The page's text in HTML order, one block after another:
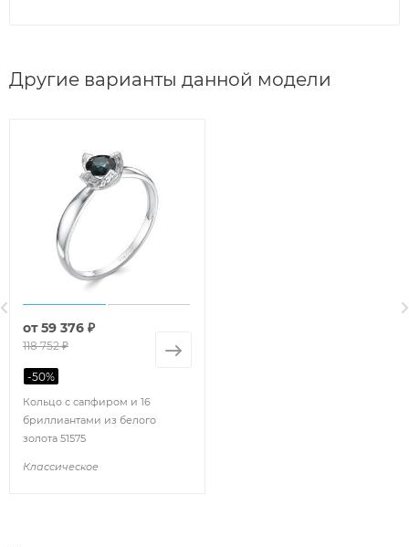
Другие варианты данной модели
Кольцо с сапфиром и 16
бриллиантами из белого
золота 51575
Классическое
от59 376 ₽
118 752 ₽
-50%